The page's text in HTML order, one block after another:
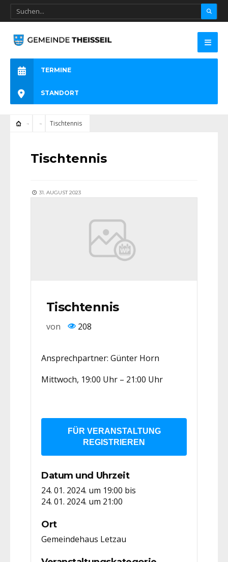
TERMINE
STANDORT
Tischtennis
Tischtennis
31. AUGUST 2023
Tischtennis
von 208
Ansprechpartner: Günter Horn
Mittwoch, 19:00 Uhr – 21:00 Uhr
FÜR VERANSTALTUNG
REGISTRIEREN
Datum und Uhrzeit
24. 01. 2024. um 19:00 bis
24. 01. 2024. um 21:00
Ort
Gemeindehaus Letzau